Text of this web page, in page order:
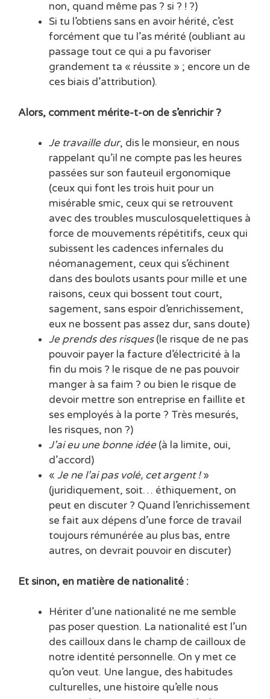
non, quand même pas ? si ? ! ?)
Si tu l’obtiens sans en avoir hérité, c’est
forcément que tu l’as mérité (oubliant au
passage tout ce qui a pu favoriser
grandement ta « réussite » ; encore un de
ces biais d’attribution).
Alors, comment mérite-t-on de s’enrichir ?
Je travaille dur, dis le monsieur, en nous
rappelant qu’il ne compte pas les heures
passées sur son fauteuil ergonomique
(ceux qui font les trois huit pour un
misérable smic, ceux qui se retrouvent
avec des troubles musculosquelettiques à
force de mouvements répétitifs, ceux qui
subissent les cadences infernales du
néomanagement, ceux qui s’échinent
dans des boulots usants pour mille et une
raisons, ceux qui bossent tout court,
sagement, sans espoir d’enrichissement,
eux ne bossent pas assez dur, sans doute)
Je prends des risques(le risque de ne pas
pouvoir payer la facture d’électricité à la
fin du mois ? le risque de ne pas pouvoir
manger à sa faim ? ou bien le risque de
devoir mettre son entreprise en faillite et
ses employés à la porte ? Très mesurés,
les risques, non ?)
J’ai eu une bonne idée(à la limite, oui,
d’accord)
« Je ne l’ai pas volé, cet argent !»
(juridiquement, soit… éthiquement, on
peut en discuter ? Quand l’enrichissement
se fait aux dépens d’une force de travail
toujours rémunérée au plus bas, entre
autres, on devrait pouvoir en discuter)
Et sinon, en matière de nationalité :
Hériter d’une nationalité ne me semble
pas poser question. La nationalité est l’un
des cailloux dans le champ de cailloux de
notre identité personnelle. On y met ce
qu’on veut. Une langue, des habitudes
culturelles, une histoire qu’elle nous